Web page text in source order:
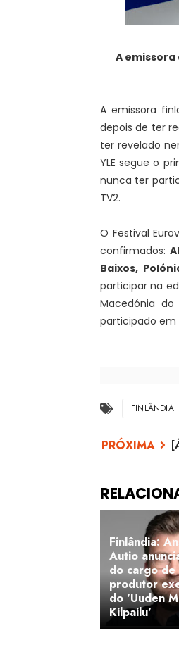
A emissora
A emissora
depois de ter
ter revelado
YLE segue o
nunca ter
TV2.
O Festival
confirmados:
Baixos,
participar na
Macedónia
participado em
FINLÂNDIA
Finlândia:
Autio
do cargo de
produtor
do 'Uuden
Kilpailu'